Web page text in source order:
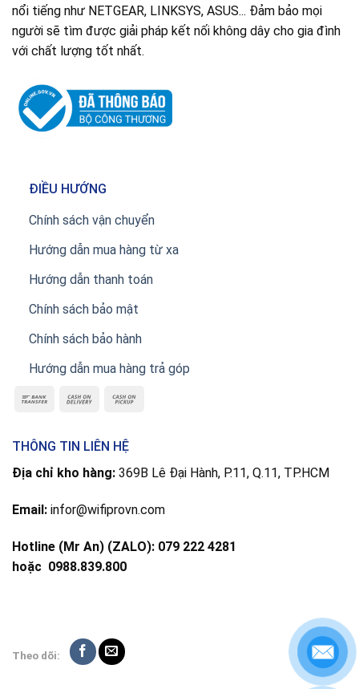
nổi tiếng như NETGEAR, LINKSYS, ASUS... Đảm bảo mọi
người sẽ tìm được giải pháp kết nối không dây cho gia đình
với chất lượng tốt nhất.
ĐIỀU HƯỚNG
Chính sách vận chuyển
Hướng dẫn mua hàng từ xa
Hướng dẫn thanh toán
Chính sách bảo mật
Chính sách bảo hành
Hướng dẫn mua hàng trả góp
THÔNG TIN LIÊN HỆ
Địa chỉ kho hàng: 369B Lê Đại Hành, P.11, Q.11, TP.HCM
Email: infor@wifiprovn.com
Hotline (Mr An) (ZALO): 079 222 4281
hoặc 0988.839.800
Theo dõi: